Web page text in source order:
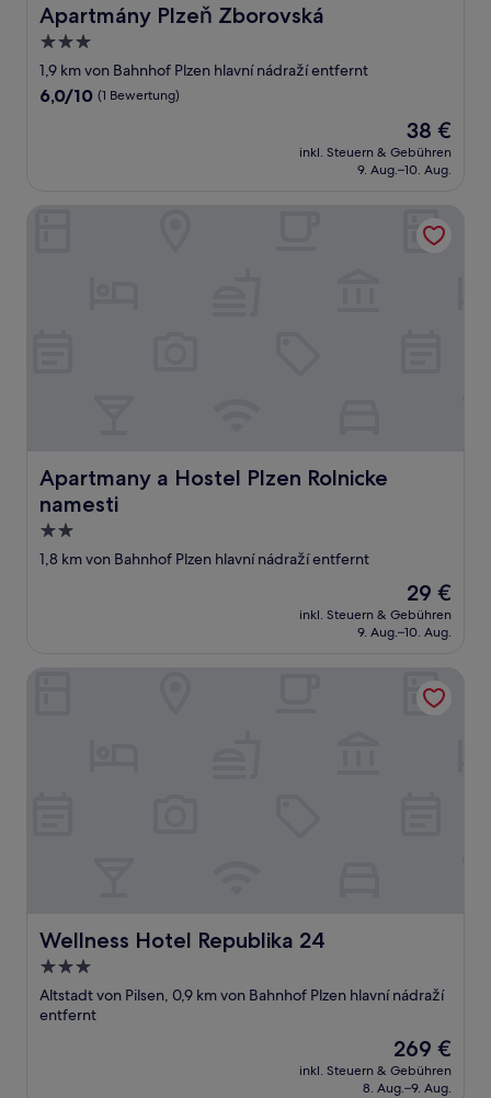
Apartmány Plzeň Zborovská
Apartmány Plzeň Zborovská
3.0-
Sterne-
Unterkunft
1,9 km von Bahnhof Plzen hlavní nádraží entfernt
6.0
6,0/10 (1 Bewertung)
Der
Preis
beträgt
38 €
inkl. Steuern & Gebühren
9. Aug.–10. Aug.
Apartmany a Hostel Plzen Rolnicke
namesti
Apartmany a Hostel Plzen Rolnicke namesti
2.0-
Sterne-
1,8 km von Bahnhof Plzen hlavní nádraží entfernt
Der
Preis
beträgt
29 €
inkl. Steuern & Gebühren
9. Aug.–10. Aug.
Wellness Hotel Republika 24
Wellness Hotel Republika 24
3.0-
Sterne-
Unterkunft
Altstadt von Pilsen, 0,9 km von Bahnhof Plzen hlavní nádraží
entfernt
Der
Preis
beträgt
269 €
inkl. Steuern & Gebühren
8. Aug.–9. Aug.